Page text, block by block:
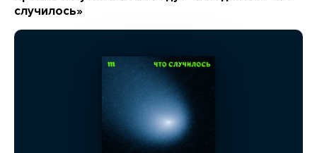
случилось»